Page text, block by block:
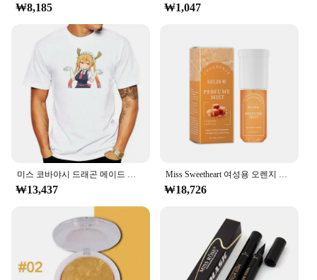
₩8,185 ₩1,047
₩13,437 ₩18,726